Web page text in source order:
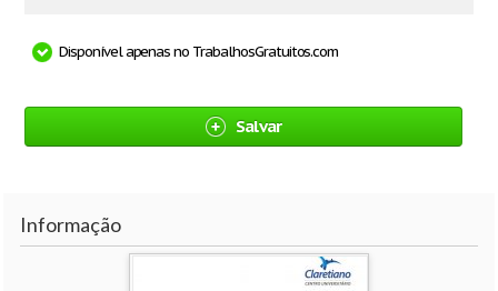
Disponível apenas no TrabalhosGratuitos.com
Salvar
Informação